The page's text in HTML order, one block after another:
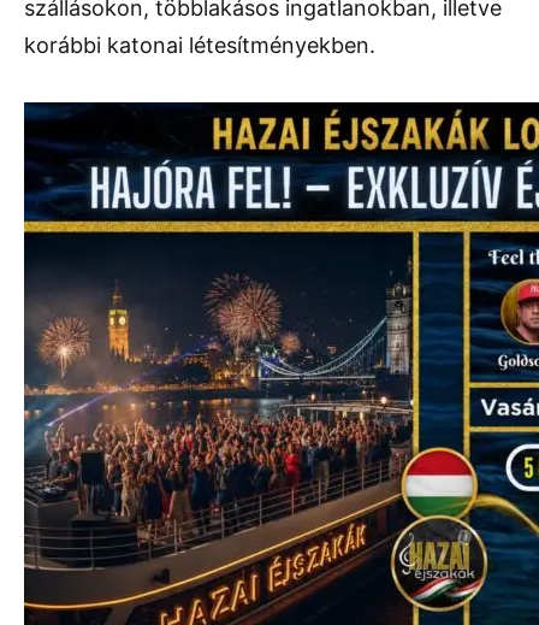
szállásokon, többlakásos ingatlanokban, illetve
korábbi katonai létesítményekben.